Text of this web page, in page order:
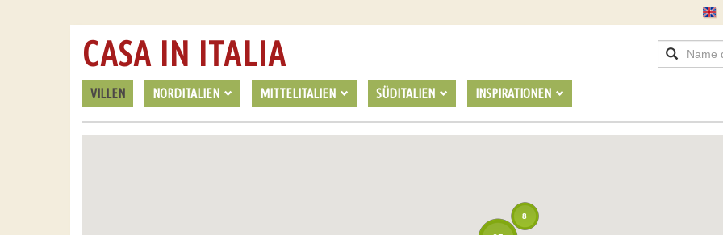
VILLEN NORDITALIEN MITTELITALIEN SÜDITALIEN INSPIRATIONEN
CASA IN ITALIA
8